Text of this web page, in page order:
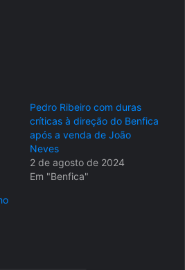
Pedro Ribeiro com duras
críticas à direção do Benfica
após a venda de João
Neves
2 de agosto de 2024
Em "Benfica"